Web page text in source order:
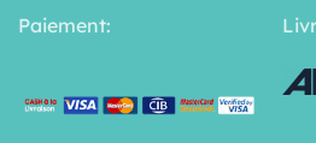
Paiement: